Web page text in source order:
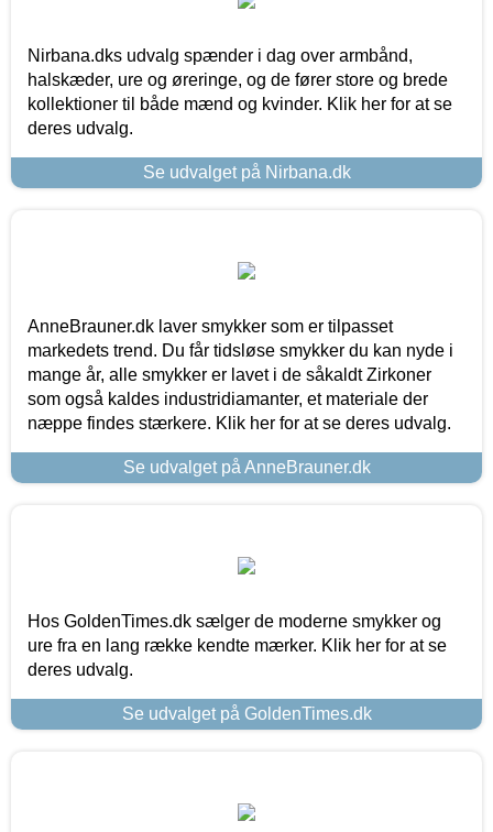
Nirbana.dks udvalg spænder i dag over armbånd,
halskæder, ure og øreringe, og de fører store og brede
kollektioner til både mænd og kvinder. Klik her for at se
deres udvalg.
Se udvalget på Nirbana.dk
AnneBrauner.dk laver smykker som er tilpasset
markedets trend. Du får tidsløse smykker du kan nyde i
mange år, alle smykker er lavet i de såkaldt Zirkoner
som også kaldes industridiamanter, et materiale der
næppe findes stærkere. Klik her for at se deres udvalg.
Se udvalget på AnneBrauner.dk
Hos GoldenTimes.dk sælger de moderne smykker og
ure fra en lang række kendte mærker. Klik her for at se
deres udvalg.
Se udvalget på GoldenTimes.dk